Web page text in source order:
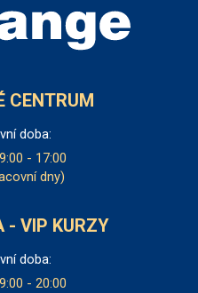
CENTRUM
doba:
- 17:00
dny)
- VIP KURZY
doba:
- 20:00